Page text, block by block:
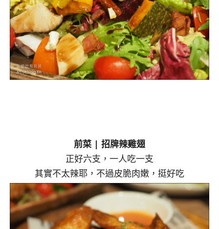
前菜 | 招牌辣雞翅
正好六支，一人吃一支
其實不太辣耶，不過皮脆肉嫩，挺好吃